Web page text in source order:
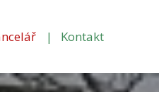
Kontakt